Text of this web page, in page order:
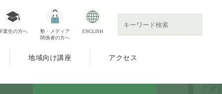
業生の方へ
塾・メディア
関係者の方へ
ENGLISH
地域向け講座 アクセス